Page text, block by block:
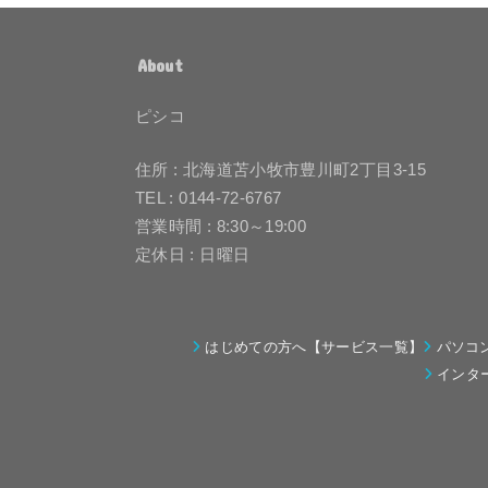
About
ピシコ
住所 : 北海道苫小牧市豊川町2丁目3-15
TEL : 0144-72-6767
営業時間 : 8:30～19:00
定休日 : 日曜日
はじめての方へ【サービス一覧】 パソコ
インタ